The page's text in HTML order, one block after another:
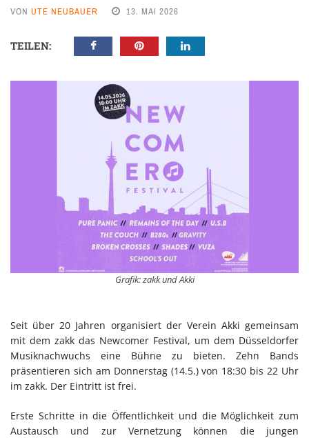
VON UTE NEUBAUER 13. MAI 2026
TEILEN:
Grafik: zakk und Akki
Seit über 20 Jahren organisiert der Verein Akki gemeinsam
mit dem zakk das Newcomer Festival, um dem Düsseldorfer
Musiknachwuchs eine Bühne zu bieten. Zehn Bands
präsentieren sich am Donnerstag (14.5.) von 18:30 bis 22 Uhr
im zakk. Der Eintritt ist frei.
Erste Schritte in die Öffentlichkeit und die Möglichkeit zum
Austausch und zur Vernetzung können die jungen